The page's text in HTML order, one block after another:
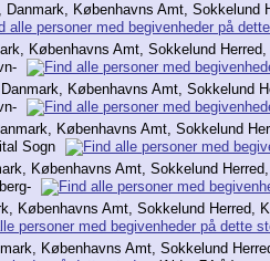
Danmark, Københavns Amt, Sokkelund
Københavns Amt, Sokkelund
Københavns Amt, Sokkelund
Københavns Amt, Sokkelund
Sogn
Københavns Amt, Sokkelund
Københavns Amt, Sokkelund Herred,
Københavns Amt, Sokkelund